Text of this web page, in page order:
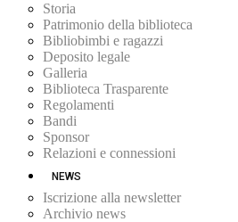
Storia
Patrimonio della biblioteca
Bibliobimbi e ragazzi
Deposito legale
Galleria
Biblioteca Trasparente
Regolamenti
Bandi
Sponsor
Relazioni e connessioni
NEWS
Iscrizione alla newsletter
Archivio news